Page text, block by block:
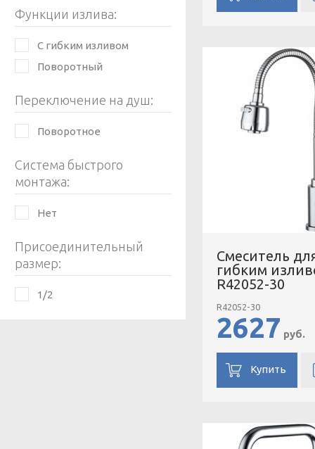
Функции излива:
С гибким изливом
Поворотный
Переключение на душ:
Поворотное
Система быстрого
монтажа:
Нет
Присоединительный
размер:
1/2
Смеситель
гибким
R42052-30
R42052-30
2627 руб.
Купить